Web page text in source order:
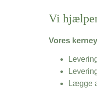
Vi
Vores
Lægge